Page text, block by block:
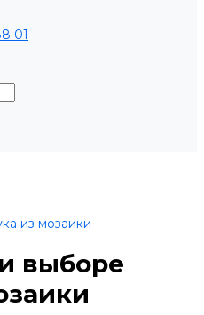
01
из мозаики
выборе